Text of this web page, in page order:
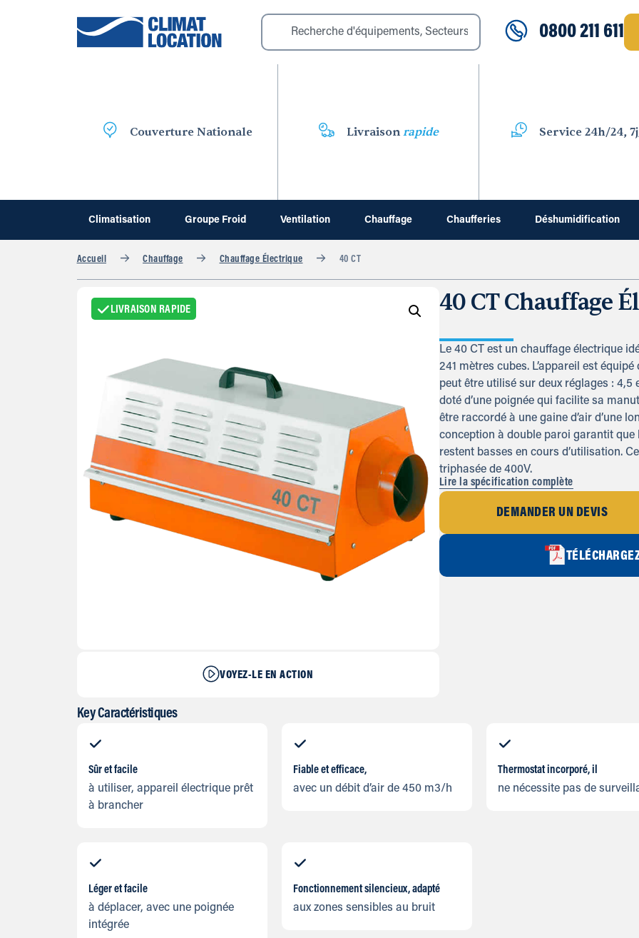
0800 211 611
Couverture Nationale Livraison rapide Service 24h/24,
Climatisation Groupe Froid Ventilation Chauffage Chaufferies Déshumidification
Accueil Chauffage Chauffage Électrique 40 CT
LIVRAISON RAPIDE
VOYEZ-LE EN ACTION
40 CT Chauffage
Le 40 CT est un chauffage électrique
241 mètres cubes. L’appareil est
peut être utilisé sur deux réglages : 4,5
doté d’une poignée qui facilite sa
être raccordé à une gaine d’air d’une
conception à double paroi garantit que
restent basses en cours d’utilisation.
triphasée de 400V.
Lire la spécification complète
DEMANDER UN DEVIS
Key Caractéristiques
Sûr et facile
à utiliser, appareil électrique prêt
à brancher
Fiable et efficace,
avec un débit d’air de 450 m3/h
Thermostat incorporé, il
ne nécessite pas de
Léger et facile
à déplacer, avec une poignée
intégrée
Fonctionnement silencieux, adapté
aux zones sensibles au bruit